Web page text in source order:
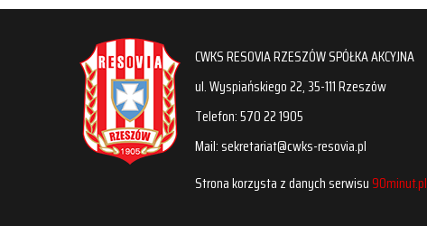
CWKS RESOVIA RZESZÓW SPÓŁKA AKCYJNA
ul. Wyspiańskiego 22, 35-111 Rzeszów
Telefon: 570 22 1905
Mail: sekretariat@cwks-resovia.pl
Strona korzysta z danych serwisu90minut.pl